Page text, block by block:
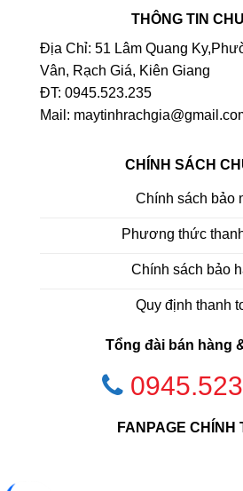
THÔNG TIN
Địa Chỉ: 51 Lâm Quang
Vân, Rạch Giá, Kiên Giang
ĐT: 0945.523.235
Mail:
CHÍNH SÁCH
Chính sách bảo
Phương thức
Chính sách bảo
Quy định thanh
Tổng đài bán hàng
FANPAGE CHÍNH